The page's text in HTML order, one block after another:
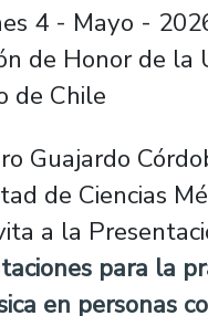
4 - Mayo -
de Honor de la
de Chile
Guajardo
de Ciencias
a la
para la
en personas